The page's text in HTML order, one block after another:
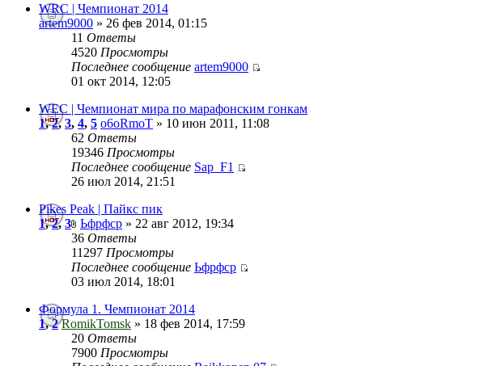
WRC | Чемпионат 2014
artem9000 » 26 фев 2014, 01:15
11 Ответы
4520 Просмотры
Последнее сообщение artem9000
01 окт 2014, 12:05
WEC | Чемпионат мира по марафонским гонкам
1,2,3, 4, 5 o6oRmoT » 10 июн 2011, 11:08
62 Ответы
19346 Просмотры
Последнее сообщение Sap_F1
26 июл 2014, 21:51
Pikes Peak | Пайкс пик
1,2,3 Ьфрфср » 22 авг 2012, 19:34
36 Ответы
11297 Просмотры
Последнее сообщение Ьфрфср
03 июл 2014, 18:01
Формула 1. Чемпионат 2014
1,2 RomikTomsk » 18 фев 2014, 17:59
20 Ответы
7900 Просмотры